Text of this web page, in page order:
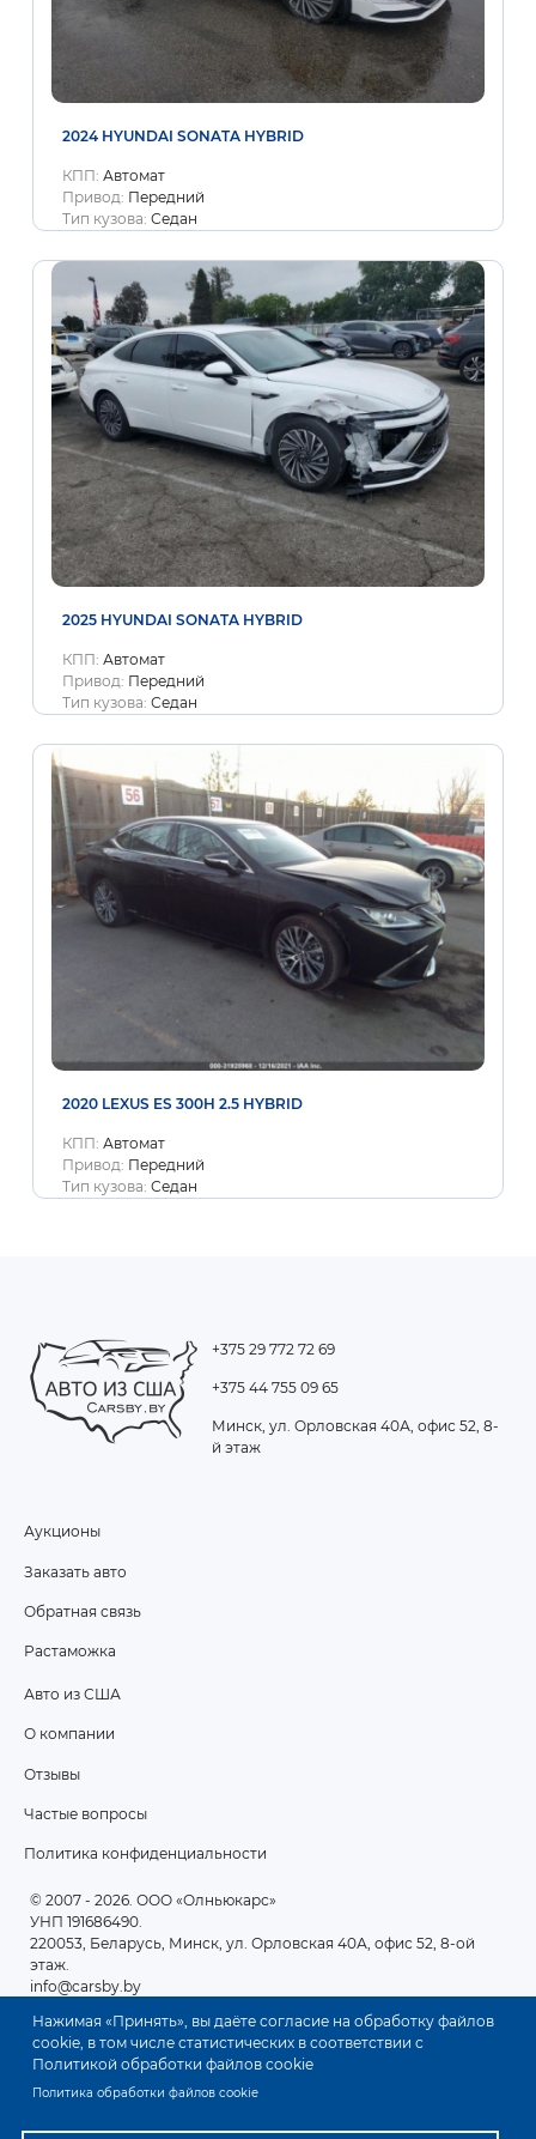
2024 HYUNDAI SONATA HYBRID
КПП: Автомат
Привод: Передний
Тип кузова: Седан
2025 HYUNDAI SONATA HYBRID
КПП: Автомат
Привод: Передний
Тип кузова: Седан
2020 LEXUS ES 300H 2.5 HYBRID
КПП: Автомат
Привод: Передний
Тип кузова: Седан
Нажимая «Принять», вы даёте согласие на обработку файлов
cookie, в том числе статистических в соответствии с
Политикой обработки файлов cookie
Политика обработки файлов cookie
+375 29 772 72 69
+375 44 755 09 65
Минск, ул. Орловская 40А, офис 52, 8-
й этаж
MENU
Аукционы
Заказать авто
Обратная связь
Растаможка
Авто из США
О компании
Отзывы
Частые вопросы
Политика конфиденциальности
© 2007 - 2026 . ООО «Олньюкарс»
УНП 191686490.
220053, Беларусь, Минск, ул. Орловская 40А, офис 52, 8-ой
этаж.
info@carsby.by